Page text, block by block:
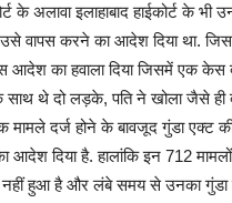
के अलावा इलाहाबाद हाईकोर्ट के
वापस करने का आदेश दिया था.
आदेश का हवाला दिया जिसमें एक केस
थे दो लड़के, पति ने खोला जैसे ही
मामले दर्ज होने के बावजूद गुंडा एक्ट
आदेश दिया है. हालांकि इन 712
हुआ है और लंबे समय से उनका गुंडा
ने बंदर को खिलाया